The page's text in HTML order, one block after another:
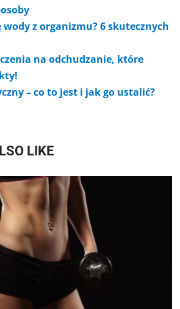
wody z organizmu? 6 skutecznych
na odchudzanie, które
– co to jest i jak go ustalić?
LIKE